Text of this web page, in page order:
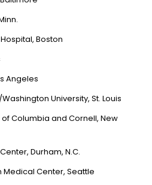
Boston
Angeles
University, St. Louis
of Columbia and Cornell, New
Durham, N.C.
Medical Center, Seattle